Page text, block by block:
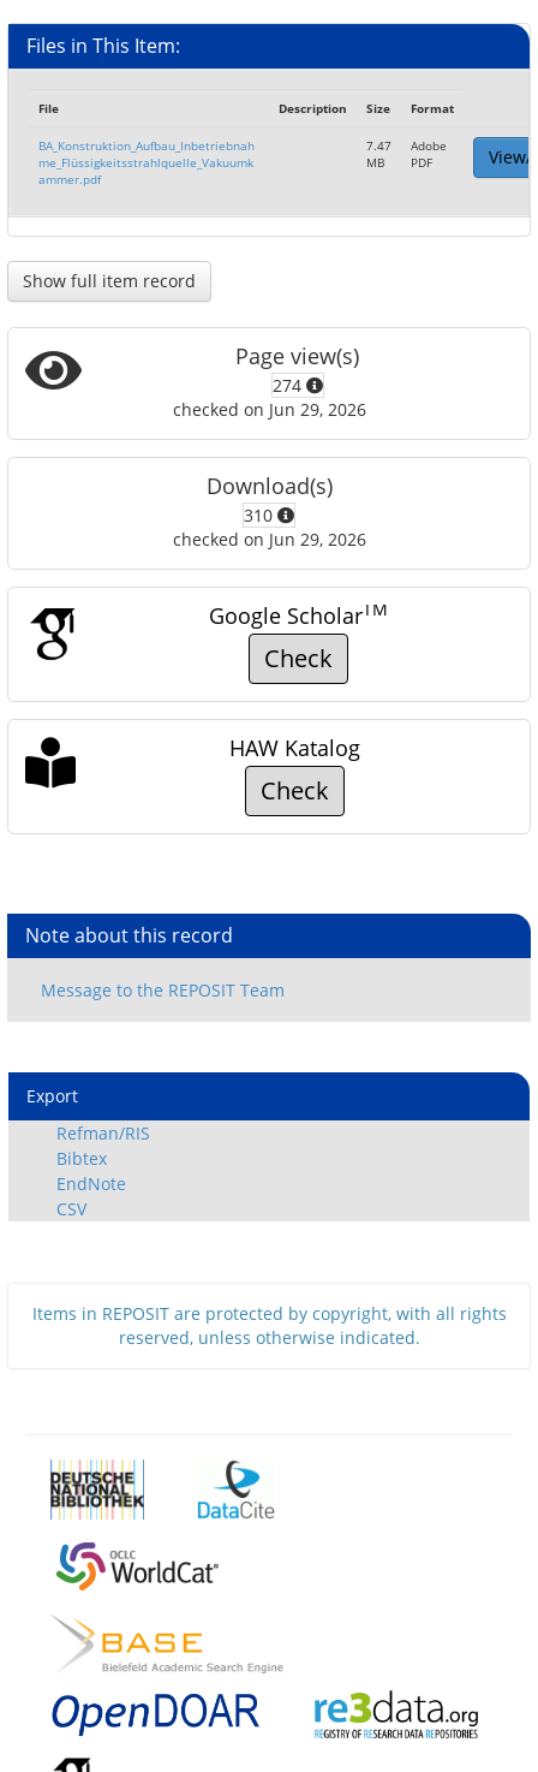
Files in This Item:
File Description Size Format
BA_Konstruktion_Aufbau_Inbetriebnah
me_Flüssigkeitsstrahlquelle_Vakuumk
ammer.pdf
7.47
MB
Adobe
PDF
View/
Show full item record
Page view(s)
274
checked on Jun 29, 2026
Download(s)
310
checked on Jun 29, 2026
Google ScholarTM
Check
HAW Katalog
Check
Note about this record
Export
Refman/RIS
Bibtex
EndNote
CSV
Items in REPOSIT are protected by copyright, with all rights
reserved, unless otherwise indicated.